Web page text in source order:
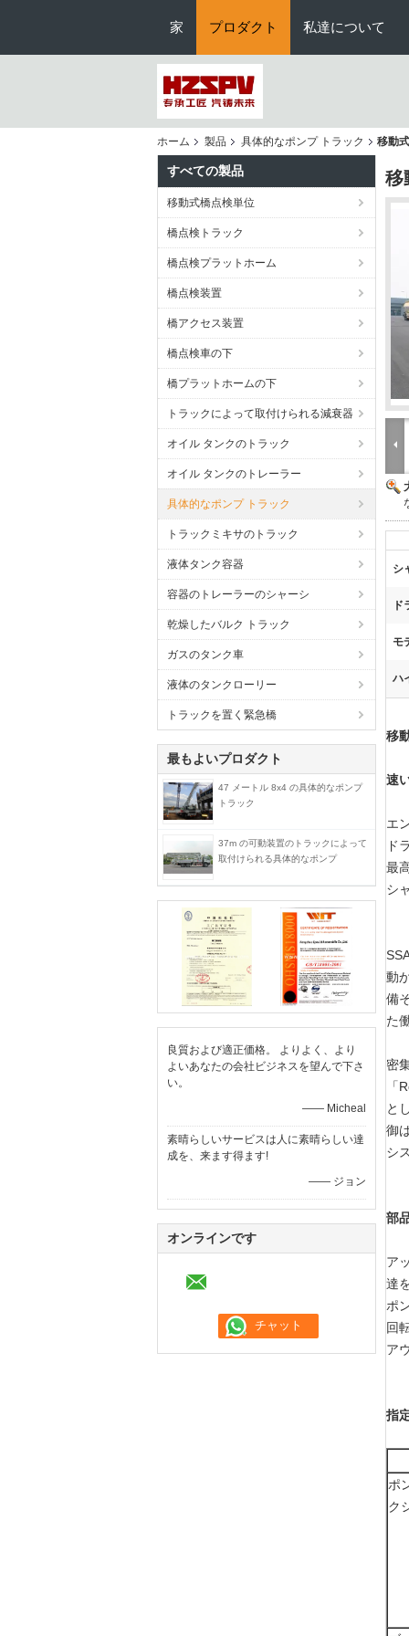
家 プロダクト 私達について
ホーム 製品 具体的なポンプ トラック 移動
すべての製品
移動式橋点検単位
橋点検トラック
橋点検プラットホーム
橋点検装置
橋アクセス装置
橋点検車の下
橋プラットホームの下
トラックによって取付けられる減衰器
オイル タンクのトラック
オイル タンクのトレーラー
具体的なポンプ トラック
トラックミキサのトラック
液体タンク容器
容器のトレーラーのシャーシ
乾燥したバルク トラック
ガスのタンク車
液体のタンクローリー
トラックを置く緊急橋
最もよいプロダクト
47 メートル 8x4 の具体的なポンプ
トラック
37m の可動装置のトラックによって
取付けられる具体的なポンプ
良質および適正価格。 よりよく、より
よいあなたの会社ビジネスを望んで下さ
い。
—— Micheal
素晴らしいサービスは人に素晴らしい達
成を、来ます得ます!
—— ジョン
オンラインです
移
シ
モ
ハ
移
速
エ
ド
最
シ
動
備
た
密
「
と
御
シ
部
ア
達
ポ
回
ア
指
ポ
ク